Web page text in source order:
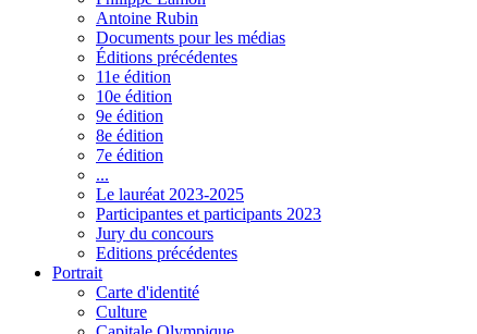
Antoine Rubin
Documents pour les médias
Éditions précédentes
11e édition
10e édition
9e édition
8e édition
7e édition
...
Le lauréat 2023-2025
Participantes et participants 2023
Jury du concours
Editions précédentes
Portrait
Carte d'identité
Culture